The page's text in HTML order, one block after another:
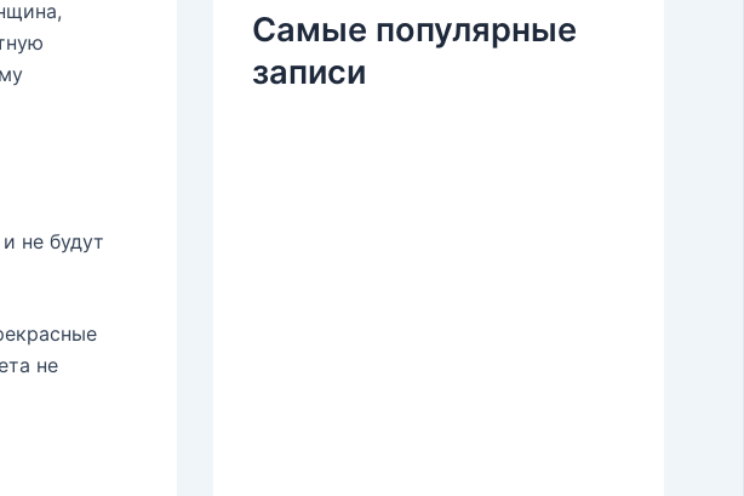
не будут
не
Самые популярные
записи